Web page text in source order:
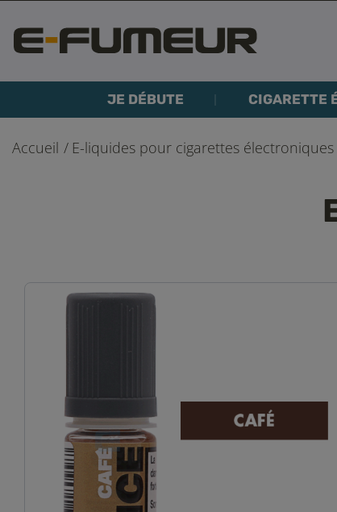
JE DÉBUTE CIGARETTE
Accueil E-liquides pour cigarettes électroniques